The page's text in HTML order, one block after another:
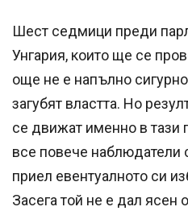
Шест седмици преди
Унгария, които ще се
още не е напълно
загубят властта. Но
се движат именно в
все повече наблюдатели
приел евентуалното си
Засега той не е дал ясен